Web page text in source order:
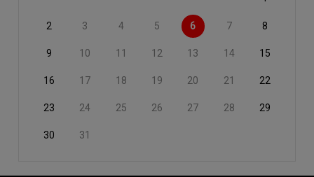
2 3 4 5 6 7 8
9 10 11 12 13 14 15
16 17 18 19 20 21 22
23 24 25 26 27 28 29
30 31